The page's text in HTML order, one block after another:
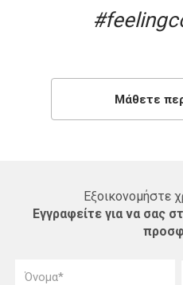
Μάθετε
Εξοικονομήστε
Εγγραφείτε για να σας